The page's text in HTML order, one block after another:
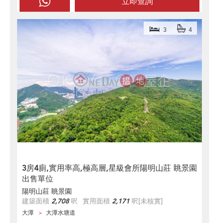
3房4廁,實用率高,極高層,星級會所陽明山莊 眺景園
出售單位
3 4
陽明山莊 眺景園
建築面積 2,708呎 實用面積 2,171 呎[未核實]
大潭 大潭水塘道